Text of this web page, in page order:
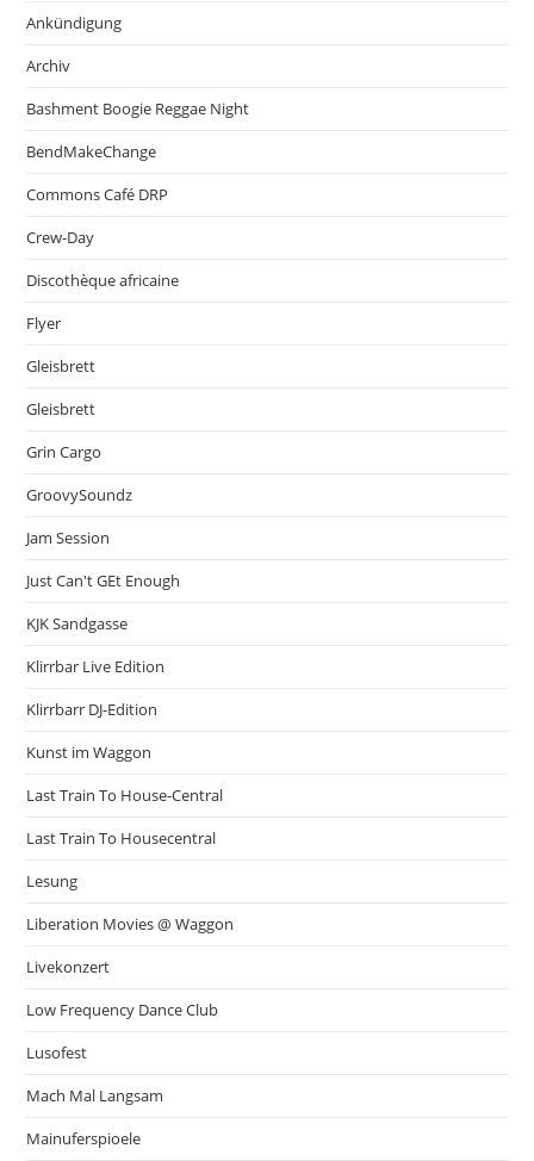
Ankündigung
Archiv
Bashment Boogie Reggae Night
BendMakeChange
Commons Café DRP
Crew-Day
Discothèque africaine
Flyer
Gleisbrett
Gleisbrett
Grin Cargo
GroovySoundz
Jam Session
Just Can't GEt Enough
KJK Sandgasse
Klirrbar Live Edition
Klirrbarr DJ-Edition
Kunst im Waggon
Last Train To House-Central
Last Train To Housecentral
Lesung
Liberation Movies @ Waggon
Livekonzert
Low Frequency Dance Club
Lusofest
Mach Mal Langsam
Mainuferspioele